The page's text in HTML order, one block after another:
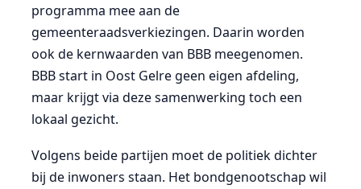
programma mee aan de
gemeenteraadsverkiezingen. Daarin worden
ook de kernwaarden van BBB meegenomen.
BBB start in Oost Gelre geen eigen afdeling,
maar krijgt via deze samenwerking toch een
lokaal gezicht.
Volgens beide partijen moet de politiek dichter
bij de inwoners staan. Het bondgenootschap wil